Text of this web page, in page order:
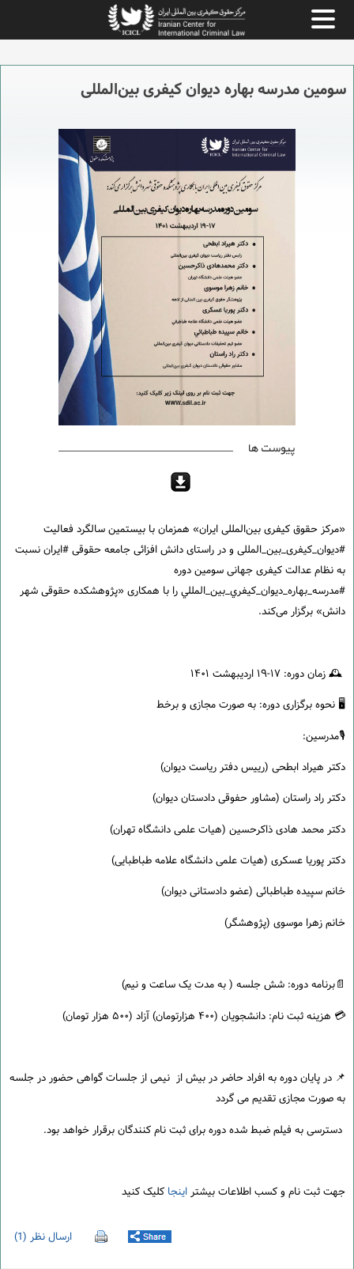
سومین مدرسه بهاره دیوان کیفری بین‌المللی
«مرکز حقوق کیفری بین‌المللی ایران» همزمان با بیستمین سالگرد فعالیت
#دیوان_کیفری_بین_المللی و در راستای دانش افزائی جامعه حقوقی#ایراننسبت
به نظام عدالت کیفری جهانی سومین دوره
#مدرسه_بهاره_ديوان_كيفري_بين_الملليرا با همکاری «پژوهشکده حقوقی شهر
دانش» برگزار می‌کند.
🕰️ زمان دوره: ۱۷-۱۹ اردیبهشت ۱۴۰۱
🖥️ نحوه برگزاری دوره: به صورت مجازی و برخط
🎙️مدرسین:
دکتر هیراد ابطحی (رییس دفتر ریاست دیوان)
دکتر راد راستان (مشاور حفوقی دادستان دیوان)
دکتر محمد هادی ذاکرحسین (هیات علمی دانشگاه تهران)
دکتر پوریا عسکری (هیات علمی دانشگاه علامه طباطبایی)
خانم سپیده طباطبائی (عضو دادستانی دیوان)
خانم زهرا موسوی (پژوهشگر)
📄برنامه دوره: شش جلسه ( به مدت یک ساعت و نیم)
💳 هزینه ثبت نام: دانشجویان (۴۰۰ هزارتومان) آزاد (۵۰۰ هزار تومان)
📌 در پایان دوره به افراد حاضر در بیش از نیمی از جلسات گواهی حضور در جلسه
به صورت مجازی تقدیم می گردد
دسترسی به فیلم ضبط شده دوره برای ثبت نام کنندگان برقرار خواهد بود.
جهت ثبت نام و کسب اطلاعات بیشتراینجا کلیک کنید
ارسال نظر (1)